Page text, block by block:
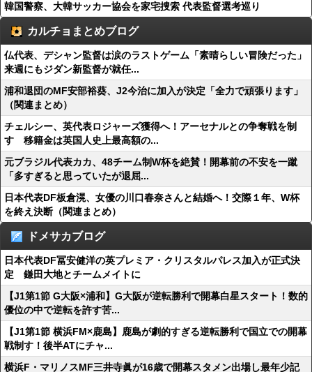
韓国警察、大韓サッカー協会を家宅捜索 代表監督選考巡り
カルチョまとめブログ
仏代表、デシャン監督は涙のラストゲーム「素晴らしい冒険だった」
来週にもジダン新監督が就任...
浦和退団のMF安部裕葵、J2今治に加入が決定「全力で頑張ります」
（関連まとめ）
チェルシー、英代表ロジャーズ獲得へ！アーセナルとの争奪戦を制
す 移籍金は英国人史上最高額の...
元ブラジル代表カカ、48チーム制W杯を絶賛！開幕前の不安を一蹴
「多すぎると思っていたが退屈...
日本代表DF板倉滉、女優の川口春奈さんと結婚へ！交際１年、W杯
を終え決断（関連まとめ）
ドメサカブログ
日本代表DF冨安健洋の英プレミア・クリスタルパレス加入が正式決
定 鎌田大地とチームメイトに
【J1第1節 G大阪×浦和】G大阪が逆転勝利で開幕白星スタート！数的
優位の中で逆転を許す苦...
【J1第1節 横浜FM×鹿島】鹿島が劇的すぎる逆転勝利で国立での開幕
戦制す！後半ATにチャ...
横浜F・マリノスMF三井寺眞が16歳で開幕スタメン出場し最年少記